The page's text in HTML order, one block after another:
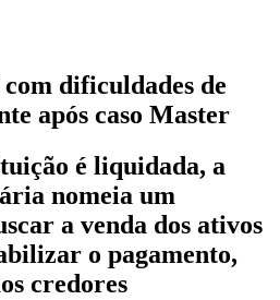
dificuldades de
após caso Master
é liquidada, a
nomeia um
a venda dos ativos
o pagamento,
credores